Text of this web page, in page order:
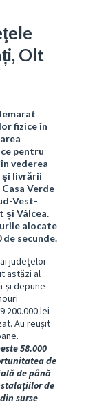
Olt
fizice în
pentru
vederea
și livrării
Verde
Vest-
și Vâlcea.
alocate
secunde.
județelor
astăzi al
și depune
lei
Au reușit
58.000
de
de până
de
surse